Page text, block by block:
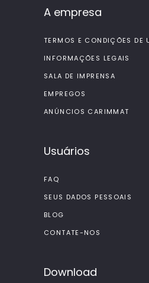
A empresa
TERMOS E CONDIÇÕES DE
INFORMAÇÕES LEGAIS
SALA DE IMPRENSA
EMPREGOS
ANÚNCIOS CARIMMAT
Usuários
FAQ
SEUS DADOS PESSOAIS
BLOG
CONTATE-NOS
Download